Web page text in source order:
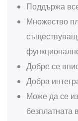
Поддържа
Множество
Добре се
Добра
Може да се
безплатната